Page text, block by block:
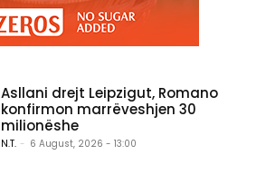
Asllani drejt Leipzigut, Romano
konfirmon marrëveshjen 30
milionëshe
N.T. - 6 August, 2026 - 13:00